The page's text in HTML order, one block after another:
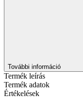
További információ
Termék leírás
Termék adatok
Értékelések